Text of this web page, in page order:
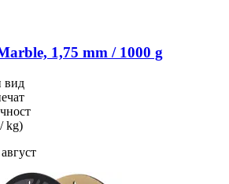
1,75 mm / 1000 g
вид
kg)